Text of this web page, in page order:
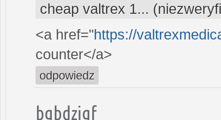
cheap valtrex 1...
<a href="https://
counter</a>
odpowiedz
bgbdzjgf